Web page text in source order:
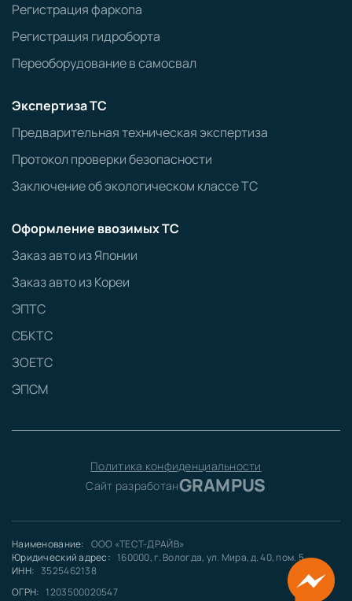
Регистрация фаркопа
Регистрация гидроборта
Переоборудование в самосвал
Экспертиза ТС
Предварительная техническая экспертиза
Протокол проверки безопасности
Заключение об экологическом классе ТС
Оформление ввозимых ТС
Заказ авто из Японии
Заказ авто из Кореи
ЭПТС
СБКТС
ЗОЕТС
ЭПСМ
Политика конфиденциальности
Сайт разработанGRAMPUS
Наименование: ООО «ТЕСТ-ДРАЙВ»
Юридический адрес: 160000, г. Вологда, ул. Мира, д. 40, пом. 5
ИНН: 3525462138
ОГРН: 1203500020547